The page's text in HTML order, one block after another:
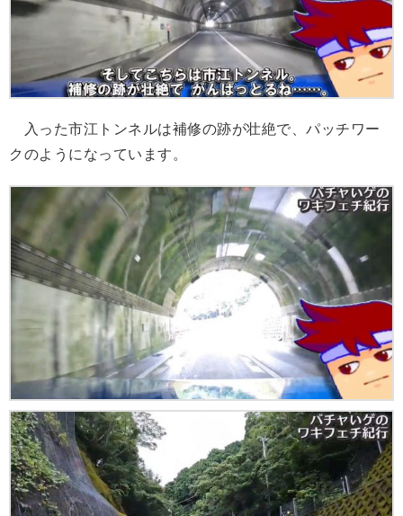
入った市江トンネルは補修の跡が壮絶で、パッチワー
クのようになっています。